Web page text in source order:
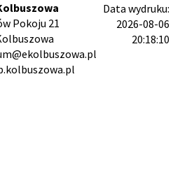
Pokoju 21
Data wydruku:
2026-08-06
20:18:10